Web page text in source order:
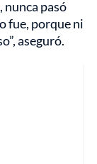
nunca pasó
fue, porque ni
aseguró.